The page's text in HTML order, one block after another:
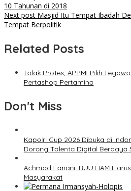
10 Tahunan di 2018
Next post Masjid Itu Tempat Ibadah
Tempat Berpolitik
Related Posts
Tolak Protes, APPMI Pilih
Pertashop Pertamina
Don't Miss
Kapolri Cup 2026 Dibuka di
Dorong Talenta Digital Berdaya
Achmad Fanani: RUU HAM
Masyarakat